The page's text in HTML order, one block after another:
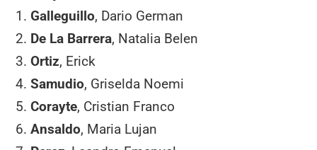
1. Galleguillo, Dario German
2. De La Barrera, Natalia Belen
3.Ortiz, Erick
4.Samudio, Griselda Noemi
5.Corayte, Cristian Franco
6.Ansaldo, Maria Lujan